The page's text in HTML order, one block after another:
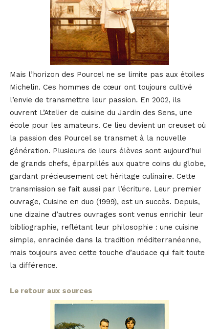
Mais l’horizon des Pourcel ne se limite pas aux étoiles
Michelin. Ces hommes de cœur ont toujours cultivé
l’envie de transmettre leur passion. En 2002, ils
ouvrent L’Atelier de cuisine du Jardin des Sens, une
école pour les amateurs. Ce lieu devient un creuset où
la passion des Pourcel se transmet à la nouvelle
génération. Plusieurs de leurs élèves sont aujourd’hui
de grands chefs, éparpillés aux quatre coins du globe,
gardant précieusement cet héritage culinaire. Cette
transmission se fait aussi par l’écriture. Leur premier
ouvrage, Cuisine en duo (1999), est un succès. Depuis,
une dizaine d’autres ouvrages sont venus enrichir leur
bibliographie, reflétant leur philosophie : une cuisine
simple, enracinée dans la tradition méditerranéenne,
mais toujours avec cette touche d’audace qui fait toute
la différence.
Le retour aux sources